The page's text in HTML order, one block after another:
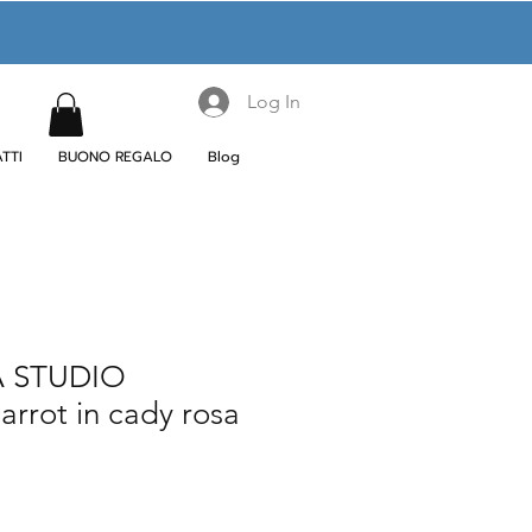
Log In
BUONO REGALO Blog
STUDIO
in cady rosa